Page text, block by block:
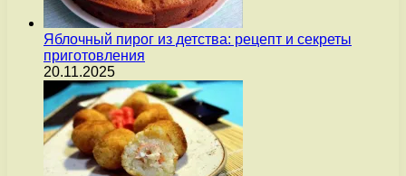
Яблочный пирог из детства: рецепт и секреты
приготовления
20.11.2025